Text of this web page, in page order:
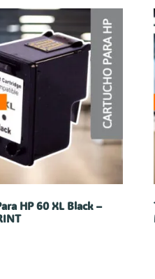
HP 60 XL Black –